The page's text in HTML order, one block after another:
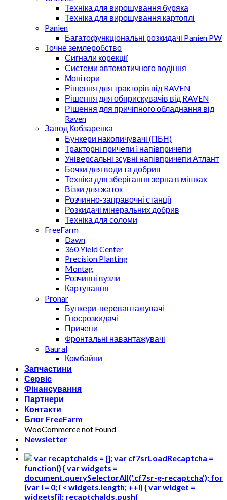
Техніка для вирощування буряка
Техніка для вирощування картоплі
Panien
Багатофункціональні розкидачі Panien PW
Точне землеробство
Сигнали корекції
Системи автоматичного водіння
Монітори
Рішення для тракторів від RAVEN
Рішення для обприскувачів від RAVEN
Рішення для причіпного обладнання від
Raven
Завод Кобзаренка
Бункери накопичувачі (ПБН)
Тракторні причепи i напiвпричепи
Універсальні зсувні напівпричепи Атлант
Бочки для води та добрив
Техніка для зберігання зерна в мішках
Візки для жаток
Розчинно-заправочні станції
Розкидачі мінеральних добрив
Техніка для соломи
FreeFarm
Dawn
360 Yield Center
Precision Planting
Montag
Розчинні вузли
Картування
Pronar
Бункери-перевантажувачі
Гноєрозкидачі
Причепи
Фронтальні навантажувачі
Baural
Комбайни
Запчастини
Сервіс
Фінансування
Партнери
Контакти
Блог FreeFarm
WooCommerce not Found
Newsletter
var recaptchaIds = []; var cf7srLoadRecaptcha =
function() { var widgets =
document.querySelectorAll('.cf7sr-g-recaptcha'); for
(var i = 0; i < widgets.length; ++i) { var widget =
widgets[i]; recaptchaIds.push(